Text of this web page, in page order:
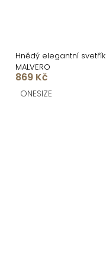
Hnědý elegantní svetřík
MALVERO
869 Kč
ONESIZE